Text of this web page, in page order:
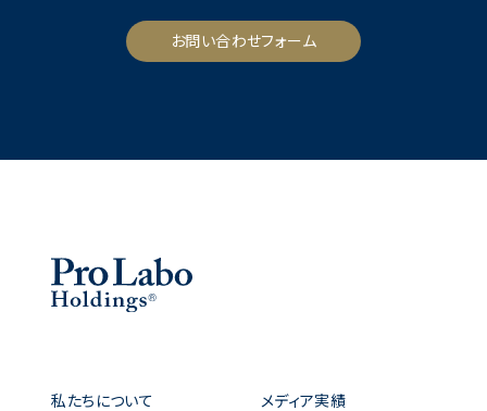
お問い合わせフォーム
私たちについて メディア実績